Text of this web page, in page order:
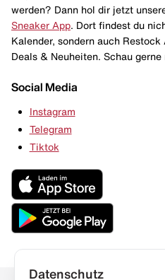
werden? Dann hol dir jetzt
Sneaker App . Dort findest du
Kalender, sondern auch
Deals & Neuheiten. Schau gerne
Social Media
Instagram
Telegram
Tiktok
Datenschutz